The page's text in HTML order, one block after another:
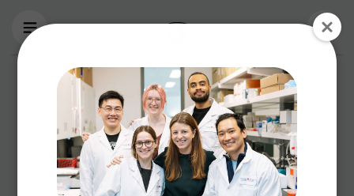
Aller au contenu principal
Norman Steinberg :
Philanthrope,
leader et champion
des soins de santé